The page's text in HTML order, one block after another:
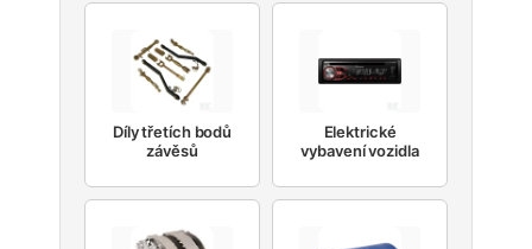
Díly třetích bodů
závěsů
Elektrické
vybavení vozidla